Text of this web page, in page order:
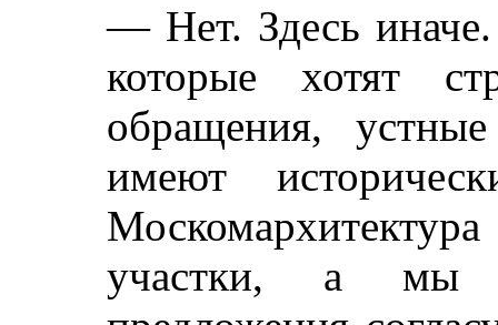
— Нет. Здесь
которые хотят
обращения,
имеют
участки, а мы